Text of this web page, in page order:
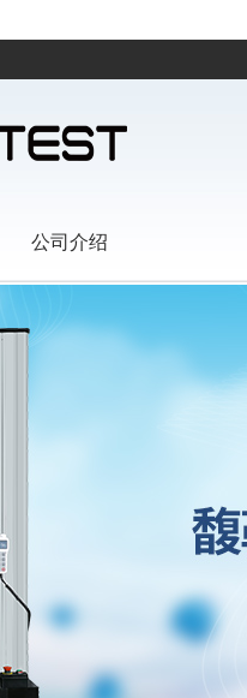
公司介绍